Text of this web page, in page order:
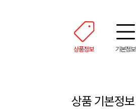
상품정보 기본정보
상품 기본정보